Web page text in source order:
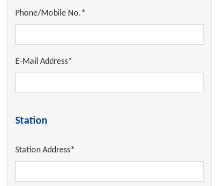
Phone/Mobile No.*
E-Mail Address*
Station
Station Address*